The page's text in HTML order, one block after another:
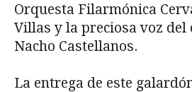
Orquesta Filarmónica
Villas y la preciosa voz
Nacho Castellanos.
La entrega de este